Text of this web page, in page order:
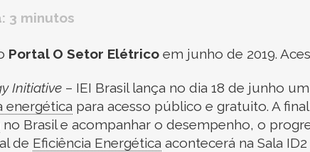
3 minutos
Portal O Setor Elétrico em junho de 2019.
Initiative – IEI Brasil lança no dia 18 de junho
energética para acesso público e gratuito. A
no Brasil e acompanhar o desempenho, o
de Eficiência Energética acontecerá na Sala